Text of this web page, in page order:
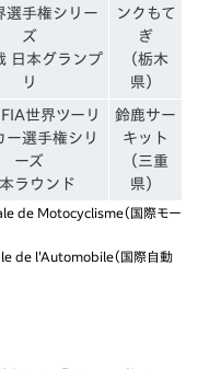
選手権シリー
ズ
日本グランプ
リ
ンクもて
ぎ
（栃木
県）
世界ツーリ
ー選手権シリ
ーズ
ラウンド
鈴鹿サー
キット
（三重
県）
de Motocyclisme（国際モー
de l'Automobile（国際自動